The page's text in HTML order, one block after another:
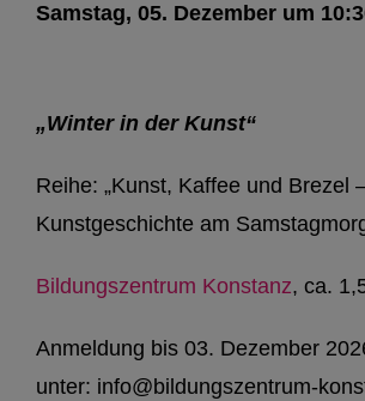
Samstag, 05. Dezember um
„Winter in der Kunst“
Reihe: „Kunst, Kaffee und Brezel
Kunstgeschichte am
Bildungszentrum Konstanz, ca.
Anmeldung bis 03. Dezember
unter: info@bildungszentrum-